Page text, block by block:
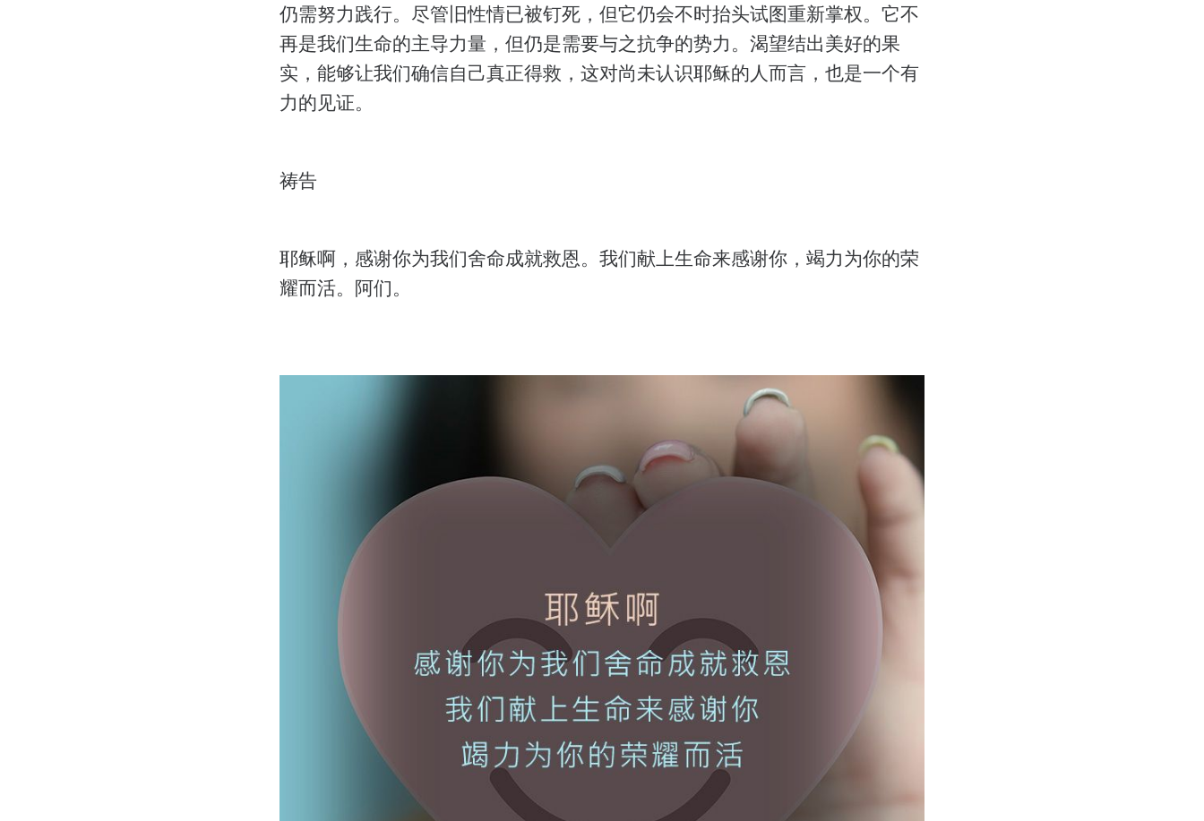
仍需努力践行。尽管旧性情已被钉死，但它仍会不时抬头试图重新掌权。它不
再是我们生命的主导力量，但仍是需要与之抗争的势力。渴望结出美好的果
实，能够让我们确信自己真正得救，这对尚未认识耶稣的人而言，也是一个有
力的见证。
祷告
耶稣啊，感谢你为我们舍命成就救恩。我们献上生命来感谢你，竭力为你的荣
耀而活。阿们。